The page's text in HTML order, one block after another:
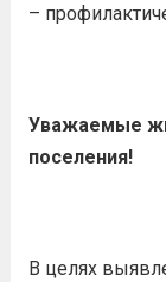
–
Уважаемые
поселения!
В целях